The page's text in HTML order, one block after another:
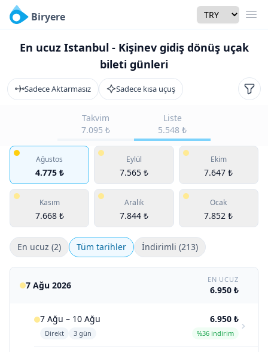
Biryere Currency
En ucuz Istanbul - Kişinev gidiş dönüş uçak
bileti günleri
Sadece Aktarmasız Sadece kısa uçuş
Takvim
7.095 ₺
Liste
5.548 ₺
Ağustos
4.775 ₺
Eylül
7.565 ₺
Ekim
7.647 ₺
Kasım
7.668 ₺
Aralık
7.844 ₺
Ocak
7.852 ₺
En ucuz (2) Tüm tarihler İndirimli (213)
7 Ağu 2026
EN UCUZ
6.950 ₺
7 Ağu – 10 Ağu
Direkt 3 gün
6.950 ₺
%36 indirim